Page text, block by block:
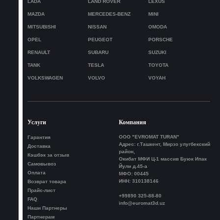
LADA LAND ROVER LEXUS
MAZDA MERCEDES-BENZ MINI
MITSUBISHI NISSAN OMODA
OPEL PEUGEOT PORSCHE
RENAULT SUBARU SUZUKI
TANK TESLA TOYOTA
VOLKSWAGEN VOLVO VOYAH
Услуги
Гарантия
Доставка
Кэшбэк за отзыв
Самовывоз
Оплата
Возврат товара
Прайс-лист
FAQ
Наши Партнеры
Партнерам
Компания
ООО "EVROMAT TURAN"
Адрес: г.Ташкент, Мирзо улугбекский
район,
Окибат МФИ Ц-1 массив Буюк Ипак
Йули д.45-а
МФО: 00445
ИНН: 310138146
+99890 325-88-80
info@euromat3d.uz